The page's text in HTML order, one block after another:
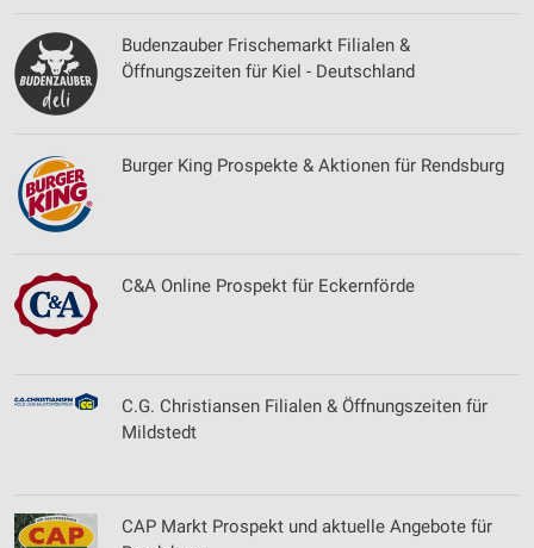
Budenzauber Frischemarkt Filialen &
Öffnungszeiten für Kiel - Deutschland
Burger King Prospekte & Aktionen für Rendsburg
C&A Online Prospekt für Eckernförde
C.G. Christiansen Filialen & Öffnungszeiten für
Mildstedt
CAP Markt Prospekt und aktuelle Angebote für